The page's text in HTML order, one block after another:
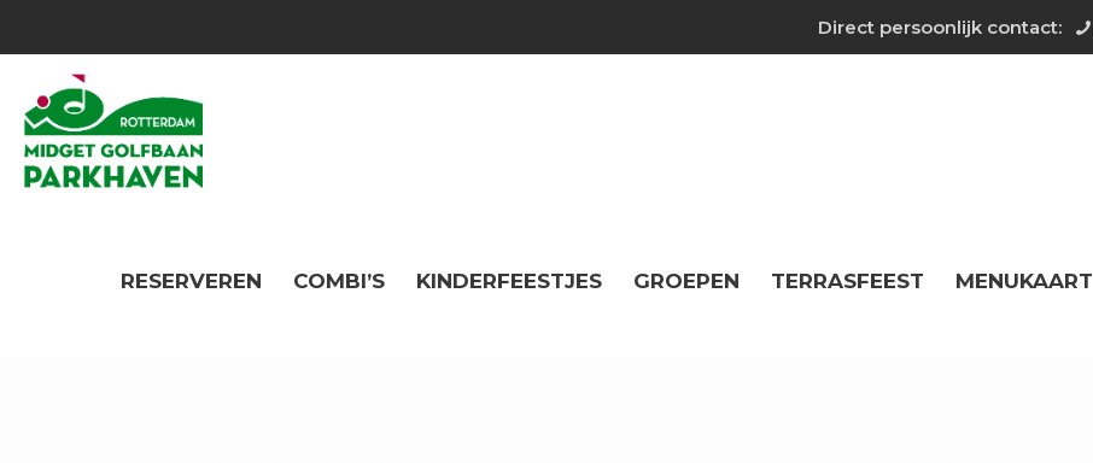
Direct persoonlijk contact:
RESERVEREN COMBI’S KINDERFEESTJES GROEPEN TERRASFEEST MENUKAART